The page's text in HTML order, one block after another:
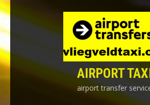
Skip
to
content
AIRPORT
airport transfer